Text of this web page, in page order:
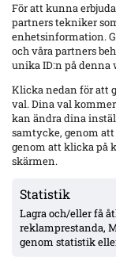
För att kunna
partners tekniker
enhetsinformation.
och våra partners
unika ID:n på denna
Klicka nedan för att
val. Dina val
kan ändra dina
samtycke, genom
genom att klicka på
skärmen.
Statistik
Lagra och/eller få
reklamprestanda,
genom statistik
Elfsborg bryter sviten
ytterbehov och
Elfsborg tog första
Fotbollskanalen
omställningsförsvar